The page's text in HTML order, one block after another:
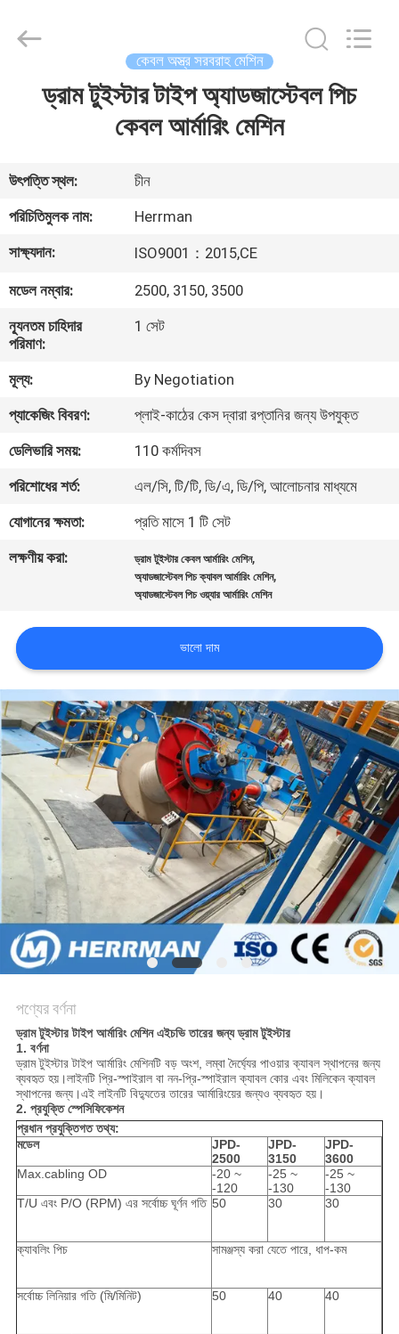
আমাদের
সম্পর্কে
কারখানা
ভ্রমণ
মান
নিয়ন্ত্রণ
যোগাযোগ
করুন
খবর
উদ্ধৃতির
জন্য
আবেদন
সাইট
ম্যাপ
গোপনীয়তা
Rights
Reserved.
কেবল অস্ত্র সরবরাহ মেশিন
ড্রাম টুইস্টার টাইপ অ্যাডজাস্টেবল পিচ
কেবল আর্মারিং মেশিন
উৎপত্তি স্থল:
চীন
পরিচিতিমুলক নাম:
Herrman
সাক্ষ্যদান:
ISO9001：2015,CE
মডেল নম্বার:
2500, 3150, 3500
ন্যূনতম চাহিদার
পরিমাণ:
1 সেট
মূল্য:
By Negotiation
প্যাকেজিং বিবরণ:
প্লাই-কাঠের কেস দ্বারা রপ্তানির জন্য উপযুক্ত
ডেলিভারি সময়:
110 কর্মদিবস
পরিশোধের শর্ত:
এল/সি, টি/টি, ডি/এ, ডি/পি, আলোচনার মাধ্যমে
যোগানের ক্ষমতা:
প্রতি মাসে 1 টি সেট
লক্ষণীয় করা:
ড্রাম টুইস্টার কেবল আর্মারিং মেশিন,
অ্যাডজাস্টেবল পিচ ক্যাবল আর্মারিং মেশিন,
অ্যাডজাস্টেবল পিচ ওয়্যার আর্মারিং মেশিন
ভালো দাম
পণ্যের বর্ণনা
ড্রাম টুইস্টার টাইপ আর্মারিং মেশিন এইচভি তারের জন্য ড্রাম টুইস্টার
1. বর্ণনা
ড্রাম টুইস্টার টাইপ আর্মারিং মেশিনটি বড় অংশ, লম্বা দৈর্ঘ্যের পাওয়ার ক্যাবল স্থাপনের জন্য
ব্যবহৃত হয়।লাইনটি প্রি-স্পাইরাল বা নন-প্রি-স্পাইরাল ক্যাবল কোর এবং মিলিকেন ক্যাবল
স্থাপনের জন্য।এই লাইনটি বিদ্যুতের তারের আর্মারিংয়ের জন্যও ব্যবহৃত হয়।
2. প্রযুক্তি স্পেসিফিকেশন
প্রধান প্রযুক্তিগত তথ্য:
মডেল
JPD-
2500
JPD-
3150
JPD-
3600
Max.cabling OD
-20 ~
-120
-25 ~
-130
-25 ~
-130
T/U এবং P/O (RPM) এর সর্বোচ্চ ঘূর্ণন গতি 50 30 30
ক্যাবলিং পিচ সামঞ্জস্য করা যেতে পারে, ধাপ-কম
সর্বোচ্চ লিনিয়ার গতি (মি/মিনিট) 50 40 40